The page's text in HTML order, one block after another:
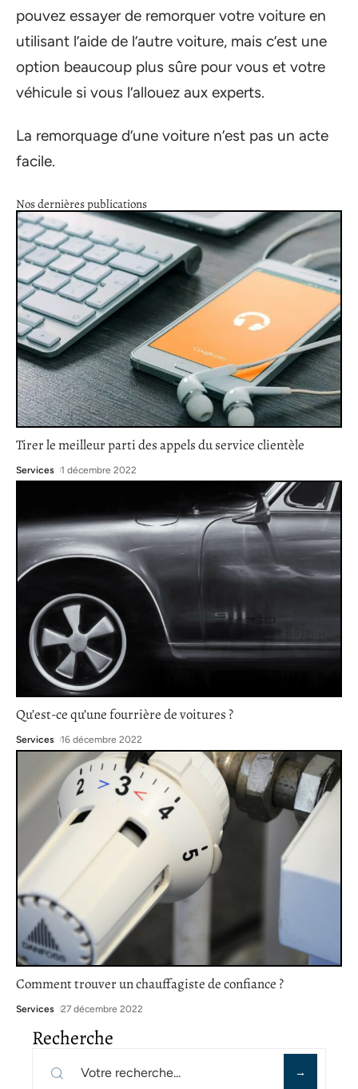
pouvez essayer de remorquer votre voiture en
utilisant l’aide de l’autre voiture, mais c’est une
option beaucoup plus sûre pour vous et votre
véhicule si vous l’allouez aux experts.
La remorquage d’une voiture n’est pas un acte
facile.
Nos dernières publications
Tirer le meilleur parti des appels du service clientèle
Services 1 décembre 2022
Qu’est-ce qu’une fourrière de voitures ?
Services 16 décembre 2022
Comment trouver un chauffagiste de confiance ?
Services 27 décembre 2022
Recherche